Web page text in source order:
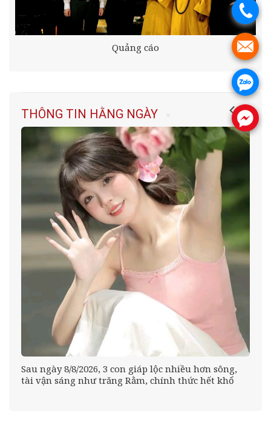
Quảng cáo
THÔNG TIN HẰNG NGÀY
Sau ngày 8/8/2026, 3 con giáp lộc nhiều hơn sông,
tài vận sáng như trăng Rằm, chính thức hết khổ
.
.
.
.